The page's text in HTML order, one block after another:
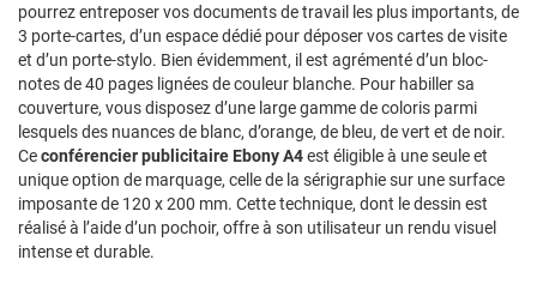
pourrez entreposer vos documents de travail les plus importants, de
3 porte-cartes, d’un espace dédié pour déposer vos cartes de visite
et d’un porte-stylo. Bien évidemment, il est agrémenté d’un bloc-
notes de 40 pages lignées de couleur blanche. Pour habiller sa
couverture, vous disposez d’une large gamme de coloris parmi
lesquels des nuances de blanc, d’orange, de bleu, de vert et de noir.
Ceconférencier publicitaire Ebony A4est éligible à une seule et
unique option de marquage, celle de la sérigraphie sur une surface
imposante de 120 x 200 mm. Cette technique, dont le dessin est
réalisé à l’aide d’un pochoir, offre à son utilisateur un rendu visuel
intense et durable.